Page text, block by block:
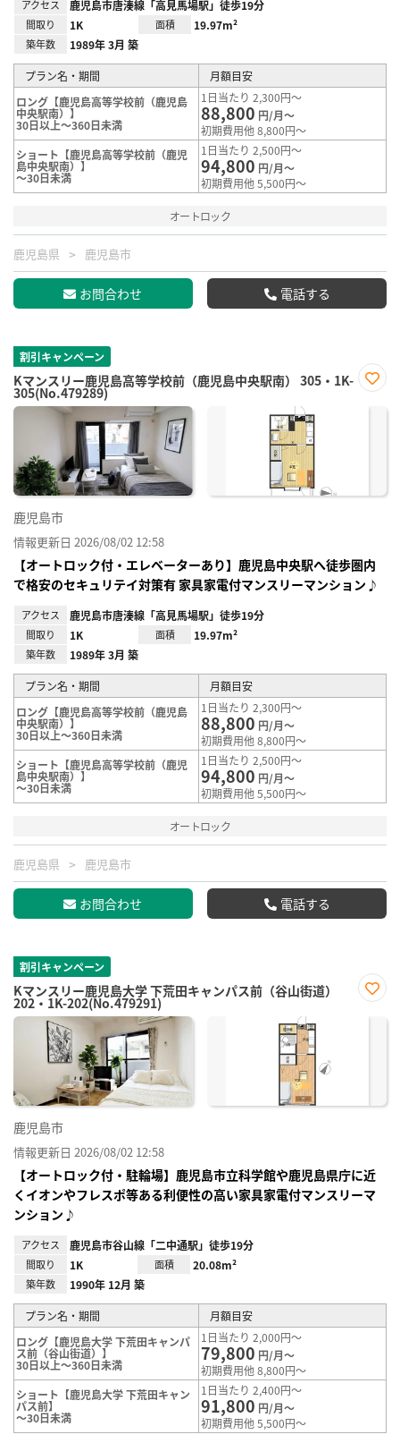
アクセス 鹿児島市唐湊線「高見馬場駅」徒歩19分
間取り 1K 面積 19.97m²
築年数 1989年 3月 築
プラン名・期間
月額目安
ロング【鹿児島高等学校前（鹿児島
中央駅南）】
30日以上～360日未満
1日当たり 2,300円～
88,800 円/月～
初期費用他 8,800円～
ショート【鹿児島高等学校前（鹿児
島中央駅南）】
～30日未満
1日当たり 2,500円～
94,800 円/月～
初期費用他 5,500円～
オートロック
鹿児島県 鹿児島市
お問合わせ 電話する
割引キャンペーン
Kマンスリー鹿児島高等学校前（鹿児島中央駅南） 305・1K-
305(No.479289)
に入
鹿児島市
情報更新日 2026/08/02 12:58
【オートロック付・エレベーターあり】鹿児島中央駅へ徒歩圏内
で格安のセキュリテイ対策有 家具家電付マンスリーマンション♪
アクセス 鹿児島市唐湊線「高見馬場駅」徒歩19分
間取り 1K 面積 19.97m²
築年数 1989年 3月 築
プラン名・期間
月額目安
ロング【鹿児島高等学校前（鹿児島
中央駅南）】
30日以上～360日未満
1日当たり 2,300円～
88,800 円/月～
初期費用他 8,800円～
ショート【鹿児島高等学校前（鹿児
島中央駅南）】
～30日未満
1日当たり 2,500円～
94,800 円/月～
初期費用他 5,500円～
オートロック
鹿児島県 鹿児島市
お問合わせ 電話する
割引キャンペーン
Kマンスリー鹿児島大学 下荒田キャンパス前（谷山街道）
202・1K-202(No.479291)
に入
鹿児島市
情報更新日 2026/08/02 12:58
【オートロック付・駐輪場】鹿児島市立科学館や鹿児島県庁に近
くイオンやフレスポ等ある利便性の高い家具家電付マンスリーマ
ンション♪
アクセス 鹿児島市谷山線「二中通駅」徒歩19分
間取り 1K 面積 20.08m²
築年数 1990年 12月 築
プラン名・期間
月額目安
ロング【鹿児島大学 下荒田キャンパ
ス前（谷山街道）】
30日以上～360日未満
1日当たり 2,000円～
79,800 円/月～
初期費用他 8,800円～
ショート【鹿児島大学 下荒田キャン
パス前】
～30日未満
1日当たり 2,400円～
91,800 円/月～
初期費用他 5,500円～